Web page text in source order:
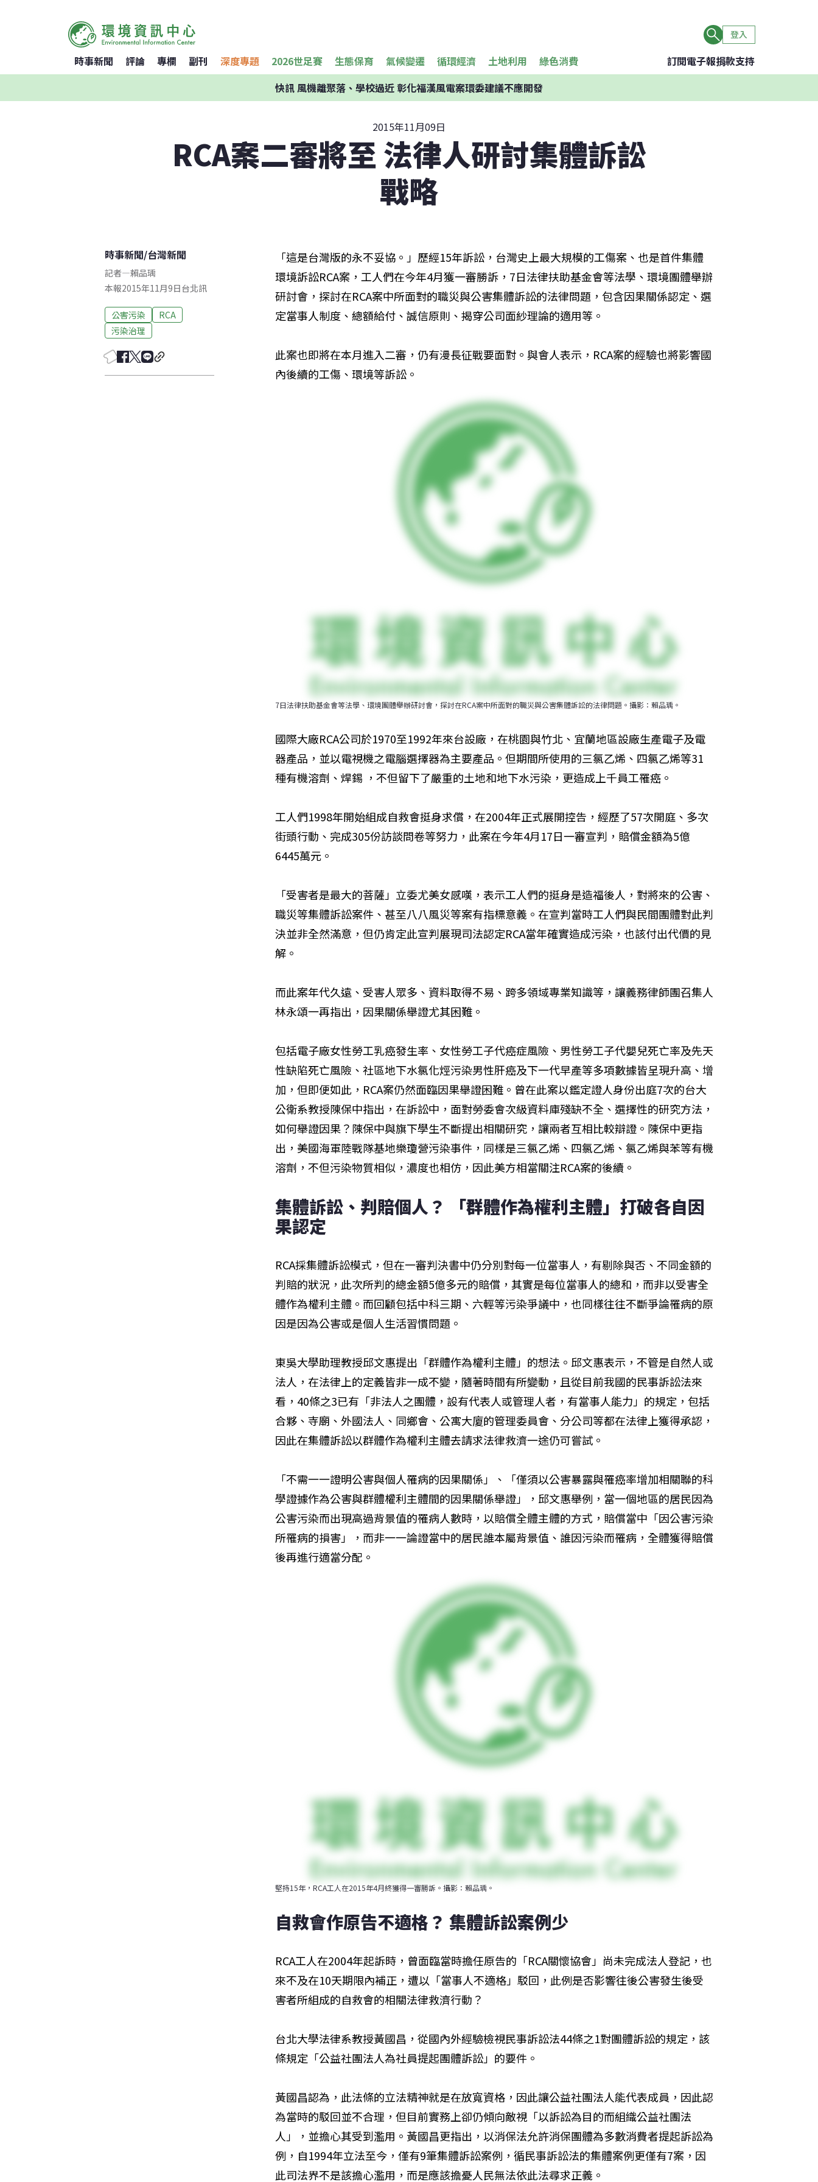
登入
時事新聞 評論 專欄 副刊 深度專題 2026世足賽 生態保育 氣候變遷 循環經濟 土地利用 綠色消費 訂閱電子報捐款支持
快訊風機離聚落、學校過近 彰化福漢風電案環委建議不應開發
2015年11月09日
RCA案二審將至 法律人研討集體訴訟
戰略
時事新聞/台灣新聞
記者—賴品瑀
本報2015年11月9日台北訊
公害污染
RCA
污染治理
「這是台灣版的永不妥協。」歷經15年訴訟，台灣史上最大規模的工傷案、也是首件集體
環境訴訟RCA案，工人們在今年4月獲一審勝訴，7日法律扶助基金會等法學、環境團體舉辦
研討會，探討在RCA案中所面對的職災與公害集體訴訟的法律問題，包含因果關係認定、選
定當事人制度、總額給付、誠信原則、揭穿公司面紗理論的適用等。
此案也即將在本月進入二審，仍有漫長征戰要面對。與會人表示，RCA案的經驗也將影響國
內後續的工傷、環境等訴訟。
7日法律扶助基金會等法學、環境團體舉辦研討會，探討在RCA案中所面對的職災與公害集體訴訟的法律問題。攝影：賴品瑀。
國際大廠RCA公司於1970至1992年來台設廠，在桃園與竹北、宜蘭地區設廠生產電子及電
器產品，並以電視機之電腦選擇器為主要產品。但期間所使用的三氯乙烯、四氯乙烯等31
種有機溶劑、焊錫 ，不但留下了嚴重的土地和地下水污染，更造成上千員工罹癌。
工人們1998年開始組成自救會挺身求償，在2004年正式展開控告，經歷了57次開庭、多次
街頭行動、完成305份訪談問卷等努力，此案在今年4月17日一審宣判，賠償金額為5億
6445萬元。
「受害者是最大的菩薩」立委尤美女感嘆，表示工人們的挺身是造福後人，對將來的公害、
職災等集體訴訟案件、甚至八八風災等案有指標意義。在宣判當時工人們與民間團體對此判
決並非全然滿意，但仍肯定此宣判展現司法認定RCA當年確實造成污染，也該付出代價的見
解。
而此案年代久遠、受害人眾多、資料取得不易、跨多領域專業知識等，讓義務律師團召集人
林永頌一再指出，因果關係舉證尤其困難。
包括電子廠女性勞工乳癌發生率、女性勞工子代癌症風險、男性勞工子代嬰兒死亡率及先天
性缺陷死亡風險、社區地下水氯化烴污染男性肝癌及下一代早產等多項數據皆呈現升高、增
加，但即便如此，RCA案仍然面臨因果舉證困難。曾在此案以鑑定證人身份出庭7次的台大
公衛系教授陳保中指出，在訴訟中，面對勞委會次級資料庫殘缺不全、選擇性的研究方法，
如何舉證因果？陳保中與旗下學生不斷提出相關研究，讓兩者互相比較辯證。陳保中更指
出，美國海軍陸戰隊基地樂瓊營污染事件，同樣是三氯乙烯、四氯乙烯、氯乙烯與苯等有機
溶劑，不但污染物質相似，濃度也相仿，因此美方相當關注RCA案的後續。
集體訴訟、判賠個人？ 「群體作為權利主體」打破各自因
果認定
RCA採集體訴訟模式，但在一審判決書中仍分別對每一位當事人，有剔除與否、不同金額的
判賠的狀況，此次所判的總金額5億多元的賠償，其實是每位當事人的總和，而非以受害全
體作為權利主體。而回顧包括中科三期、六輕等污染爭議中，也同樣往往不斷爭論罹病的原
因是因為公害或是個人生活習慣問題。
東吳大學助理教授邱文惠提出「群體作為權利主體」的想法。邱文惠表示，不管是自然人或
法人，在法律上的定義皆非一成不變，隨著時間有所變動，且從目前我國的民事訴訟法來
看，40條之3已有「非法人之團體，設有代表人或管理人者，有當事人能力」的規定，包括
合夥、寺廟、外國法人、同鄉會、公寓大廈的管理委員會、分公司等都在法律上獲得承認，
因此在集體訴訟以群體作為權利主體去請求法律救濟一途仍可嘗試。
「不需一一證明公害與個人罹病的因果關係」、「僅須以公害暴露與罹癌率增加相關聯的科
學證據作為公害與群體權利主體間的因果關係舉證」，邱文惠舉例，當一個地區的居民因為
公害污染而出現高過背景值的罹病人數時，以賠償全體主體的方式，賠償當中「因公害污染
所罹病的損害」，而非一一論證當中的居民誰本屬背景值、誰因污染而罹病，全體獲得賠償
後再進行適當分配。
堅持15年，RCA工人在2015年4月終獲得一審勝訴。攝影：賴品瑀。
自救會作原告不適格？ 集體訴訟案例少
RCA工人在2004年起訴時，曾面臨當時擔任原告的「RCA關懷協會」尚未完成法人登記，也
來不及在10天期限內補正，遭以「當事人不適格」駁回，此例是否影響往後公害發生後受
害者所組成的自救會的相關法律救濟行動？
台北大學法律系教授黃國昌，從國內外經驗檢視民事訴訟法44條之1對團體訴訟的規定，該
條規定「公益社團法人為社員提起團體訴訟」的要件。
黃國昌認為，此法條的立法精神就是在放寬資格，因此讓公益社團法人能代表成員，因此認
為當時的駁回並不合理，但目前實務上卻仍傾向敵視「以訴訟為目的而組織公益社團法
人」，並擔心其受到濫用。黃國昌更指出，以消保法允許消保團體為多數消費者提起訴訟為
例，自1994年立法至今，僅有9筆集體訴訟案例，循民事訴訟法的集體案例更僅有7案，因
此司法界不是該擔心濫用，而是應該擔憂人民無法依此法尋求正義。